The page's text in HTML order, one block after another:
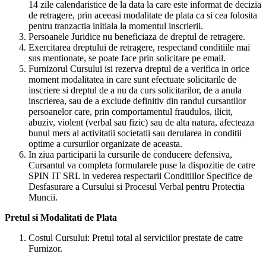
14 zile calendaristice de la data la care este informat de decizia
de retragere, prin aceeasi modalitate de plata ca si cea folosita
pentru tranzactia initiala la momentul inscrierii.
Persoanele Juridice nu beneficiaza de dreptul de retragere.
Exercitarea dreptului de retragere, respectand conditiile mai
sus mentionate, se poate face prin solicitare pe email.
Furnizorul Cursului isi rezerva dreptul de a verifica in orice
moment modalitatea in care sunt efectuate solicitarile de
inscriere si dreptul de a nu da curs solicitarilor, de a anula
inscrierea, sau de a exclude definitiv din randul cursantilor
persoanelor care, prin comportamentul fraudulos, ilicit,
abuziv, violent (verbal sau fizic) sau de alta natura, afecteaza
bunul mers al activitatii societatii sau derularea in conditii
optime a cursurilor organizate de aceasta.
In ziua participarii la cursurile de conducere defensiva,
Cursantul va completa formularele puse la dispozitie de catre
SPIN IT SRL in vederea respectarii Conditiilor Specifice de
Desfasurare a Cursului si Procesul Verbal pentru Protectia
Muncii.
Pretul si Modalitati de Plata
Costul Cursului: Pretul total al serviciilor prestate de catre
Furnizor.